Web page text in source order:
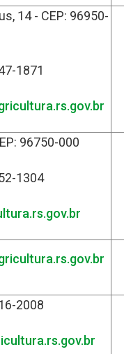
14 - CEP: 96950-
1871
96750-000
1304
2008